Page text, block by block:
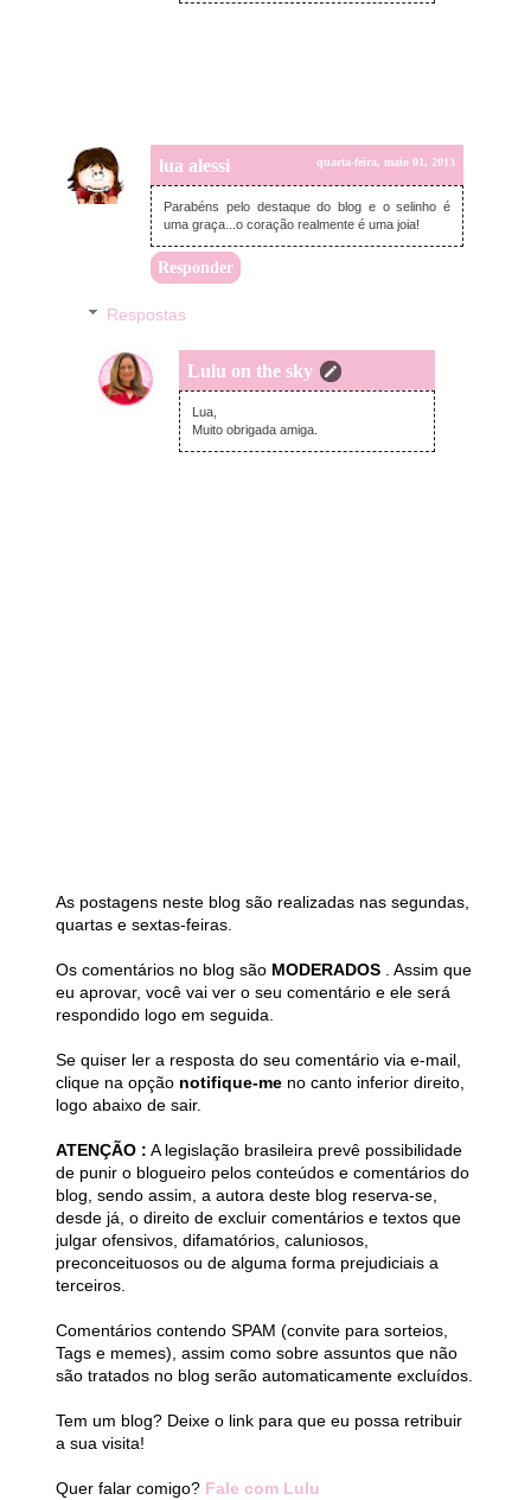
lua alessi quarta-feira, maio 01, 2013
Parabéns pelo destaque do blog e o selinho é
uma graça...o coração realmente é uma joia!
Responder
Respostas
Lulu on the sky
sexta-feira, maio 03, 2013
Lua,
Muito obrigada amiga.
As postagens neste blog são realizadas nas segundas,
quartas e sextas-feiras.
Os comentários no blog são MODERADOS
. Assim que
eu aprovar, você vai ver o seu comentário e ele será
respondido logo em seguida.
Se quiser ler a resposta do seu comentário via e-mail,
clique na opção notifique-me no canto inferior direito,
logo abaixo de sair.
ATENÇÃO : A legislação brasileira prevê possibilidade
de punir o blogueiro pelos conteúdos e comentários do
blog, sendo assim, a autora deste blog reserva-se,
desde já, o direito de excluir comentários e textos que
julgar ofensivos, difamatórios, caluniosos,
preconceituosos ou de alguma forma prejudiciais a
terceiros.
Comentários contendo SPAM (convite para sorteios,
Tags e memes), assim como sobre assuntos que não
são tratados no blog serão automaticamente excluídos.
Tem um blog? Deixe o link para que eu possa retribuir
a sua visita!
Quer falar comigo? Fale com Lulu